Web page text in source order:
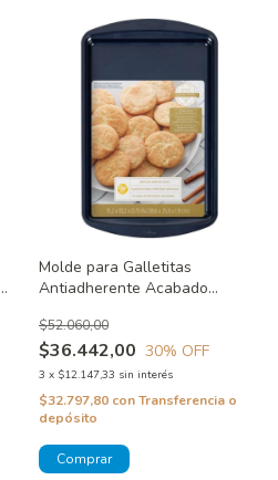
Molde para Galletitas
Antiadherente Acabado
Wilton
$36.442,00
$52.060,00
30% OFF
3 x $12.147,33 sin interés
$32.797,80 conTransferencia o
depósito